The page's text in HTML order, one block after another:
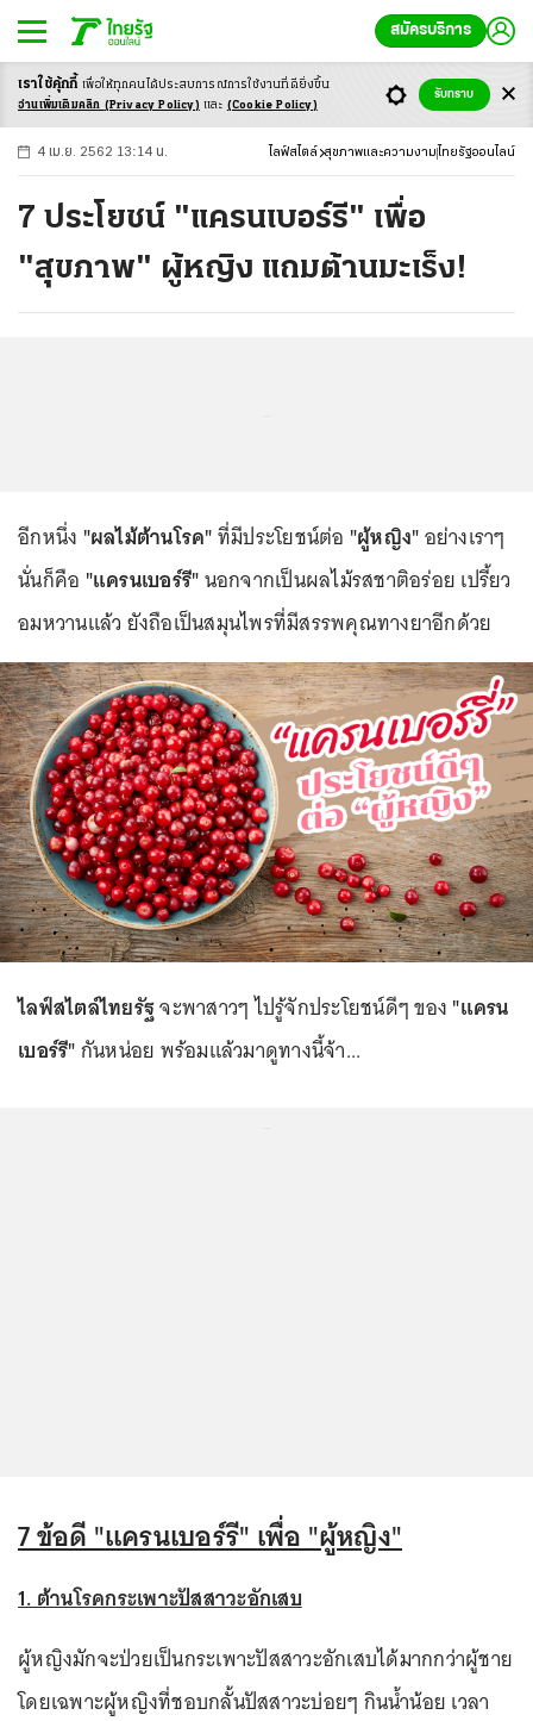
สมัครบริการ
-ก ก ก+
4 เม.ย. 2562 13:14 น. ไลฟ์สไตล์ สุขภาพและความงาม ไทยรัฐออนไลน์
7 ประโยชน์ "แครนเบอร์รี" เพื่อ
"สุขภาพ" ผู้หญิง แถมต้านมะเร็ง!
อีกหนึ่ง "ผลไม้ต้านโรค"ที่มีประโยชน์ต่อ "ผู้หญิง"อย่างเราๆ
นั่นก็คือ "แครนเบอร์รี"นอกจากเป็นผลไม้รสชาติอร่อย เปรี้ยว
อมหวานแล้ว ยังถือเป็นสมุนไพรที่มีสรรพคุณทางยาอีกด้วย
ไลฟ์สไตล์ไทยรัฐจะพาสาวๆ ไปรู้จักประโยชน์ดีๆ ของ "แครน
เบอร์รี"กันหน่อย พร้อมแล้วมาดูทางนี้จ้า...
7 ข้อดี "แครนเบอร์รี" เพื่อ "ผู้หญิง"
1. ต้านโรคกระเพาะปัสสาวะอักเสบ
ผู้หญิงมักจะป่วยเป็นกระเพาะปัสสาวะอักเสบได้มากกว่าผู้ชาย
โดยเฉพาะผู้หญิงที่ชอบกลั้นปัสสาวะบ่อยๆ กินน้ำน้อย เวลา
เราใช้คุ้กกี้ เพื่อให้ทุกคนได้ประสบการณ์การใช้งานที่ดียิ่งขึ้น
อ่านเพิ่มเติมคลิก (Privacy Policy) และ (Cookie Policy)
รับทราบ